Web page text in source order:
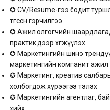
✪ CV/Resume-гээ бодит
төгссөн гэрчилгээ
✪ Ажил олгогчийн шаардлагад
практик дээр хөгжүүлэх
✪ Маркетингийн шинэ
маркетингийн компанит ажил
✪ Маркетинг, креатив
холбогдож хүрээгээ тэлэх
✪ Маркетингийн агентлаг,
хийх